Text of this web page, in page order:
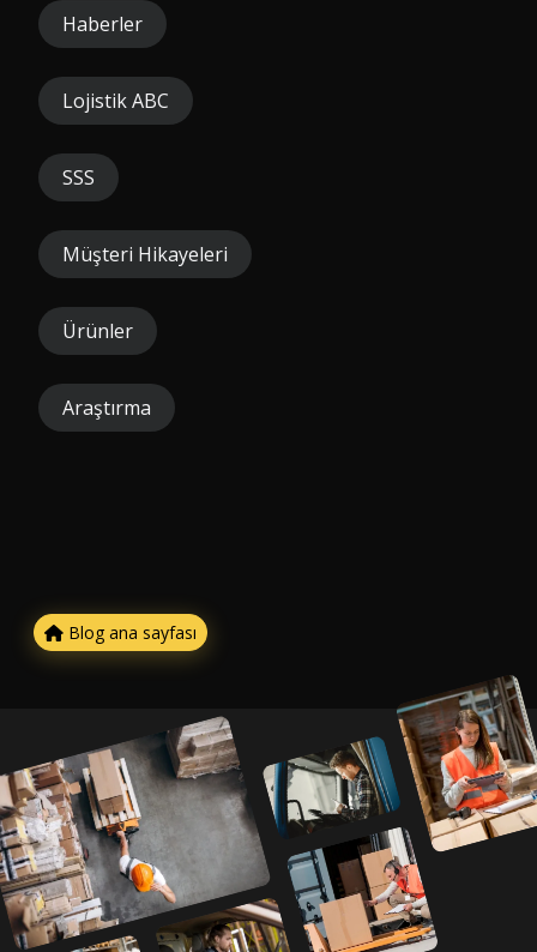
Haberler
Lojistik ABC
SSS
Müşteri Hikayeleri
Ürünler
Araştırma
Blog ana sayfası